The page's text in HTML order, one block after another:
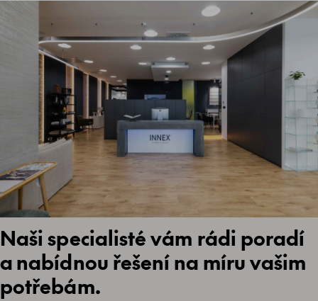
Naši specialisté vám rádi poradí
a nabídnou řešení na míru vašim
potřebám.